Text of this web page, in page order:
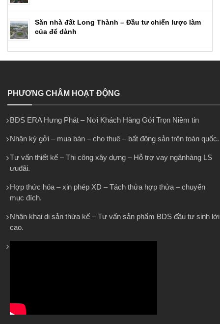
Săn nhà đất Long Thành – Đầu tư chiến lược làm
của để dành
PHƯƠNG CHÂM HOẠT ĐỘNG
BĐS ERA Hưng Phát – Nơi Khách Hàng Gởi Trọn Niềm tin
Nhận ký gởi – mua bán – cho thuê – bất động sản trên toàn quốc.
Tư vấn thiết kế – Thi công xây dựng – Hỗ trợ vay ngânhàng LS
ưuđãi.
Hợp thức hóa – xin phép XD – Tách thửa hợp thửa – chuyển
mục đích.
Nhận khai di sản thừa kế – Tư vấn sản phẩm BDS đầu tư sinh lời
cao.